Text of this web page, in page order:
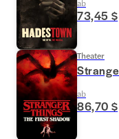
73,45 $
Theater
ab
86,70 $